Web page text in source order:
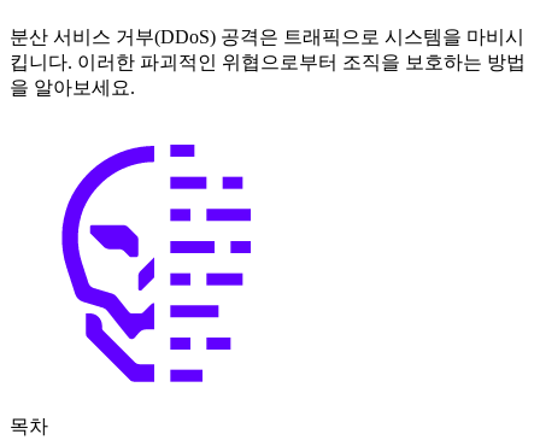
분산 서비스 거부(DDoS) 공격은 트래픽으로 시스템을 마비시
킵니다. 이러한 파괴적인 위협으로부터 조직을 보호하는 방법
을 알아보세요.
목차